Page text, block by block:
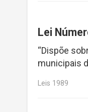
Lei
“Dispõe
municipais
Leis 1989